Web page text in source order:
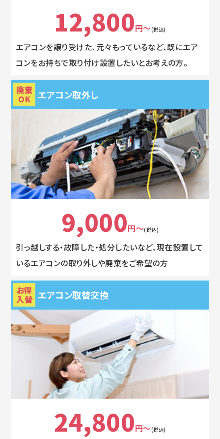
12,800円～(税込)
エアコンを譲り受けた、元々もっているなど、既にエア
コンをお持ちで取り付け設置したいとお考えの方。
廃棄
OK エアコン取外し
9,000円～(税込)
引っ越しする・故障した・処分したいなど、現在設置して
いるエアコンの取り外しや廃棄をご希望の方
お得
入替 エアコン取替交換
24,800円～(税込)